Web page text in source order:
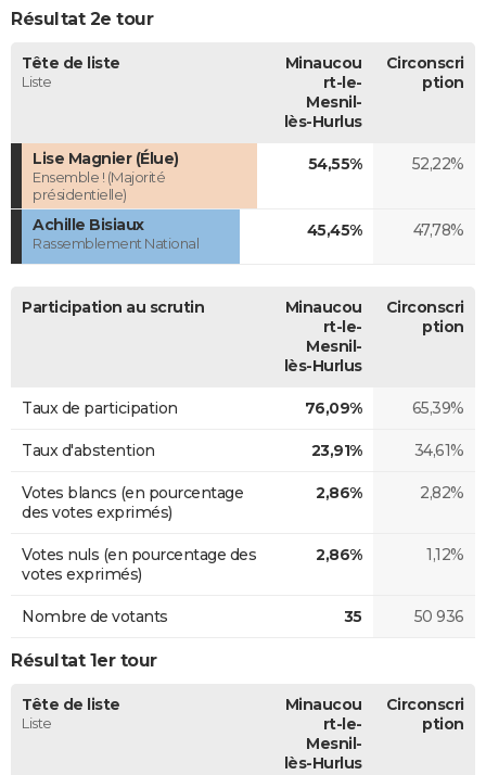
Résultat 2e tour
Tête de liste
Liste
Minaucou
rt-le-
Mesnil-
lès-Hurlus
Circonscri
ption
Lise Magnier (Élue)
Ensemble ! (Majorité
présidentielle)
54,55% 52,22%
Achille Bisiaux
Rassemblement National
45,45% 47,78%
Participation au scrutin
Minaucou
rt-le-
Mesnil-
lès-Hurlus
Circonscri
ption
Taux de participation 76,09% 65,39%
Taux d'abstention 23,91% 34,61%
Votes blancs (en pourcentage
des votes exprimés)
2,86% 2,82%
Votes nuls (en pourcentage des
votes exprimés)
2,86% 1,12%
Nombre de votants 35 50 936
Résultat 1er tour
Tête de liste
Liste
Minaucou
rt-le-
Mesnil-
lès-Hurlus
Circonscri
ption